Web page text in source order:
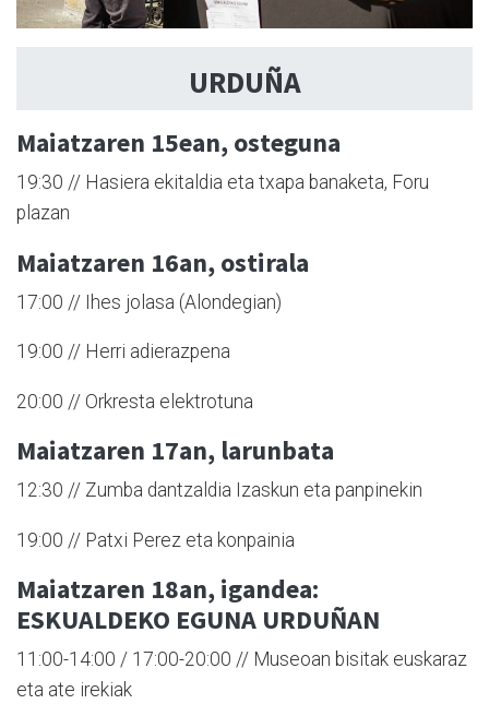
URDUÑA
Maiatzaren 15ean, osteguna
19:30 // Hasiera ekitaldia eta txapa banaketa, Foru
plazan
Maiatzaren 16an, ostirala
17:00 // Ihes jolasa (Alondegian)
19:00 // Herri adierazpena
20:00 // Orkresta elektrotuna
Maiatzaren 17an, larunbata
12:30 // Zumba dantzaldia Izaskun eta panpinekin
19:00 // Patxi Perez eta konpainia
Maiatzaren 18an, igandea:
ESKUALDEKO EGUNA URDUÑAN
11:00-14:00 / 17:00-20:00 // Museoan bisitak euskaraz
eta ate irekiak